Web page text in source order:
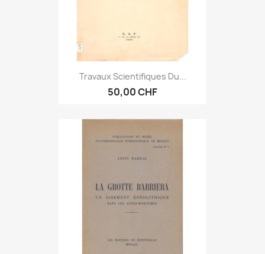
Travaux Scientifiques Du...
50,00 CHF